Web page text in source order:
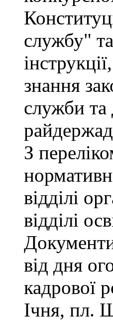
службу"
знання
служби та
З
відділі
відділі
від дня
кадрової
Ічня, пл.